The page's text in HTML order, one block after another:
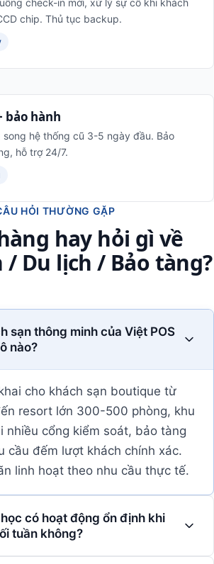
chip. Thủ tục backup.
bảo hành
song hệ thống cũ 3-5 ngày đầu. Bảo
hỗ trợ 24/7.
HỎI THƯỜNG GẶP
hay hỏi gì về
/ Du lịch / Bảo tàng?
sạn thông minh của Việt POS
nào?
cho khách sạn boutique từ
resort lớn 300-500 phòng, khu
nhiều cổng kiểm soát, bảo tàng
cầu đếm lượt khách chính xác.
linh hoạt theo nhu cầu thực tế.
có hoạt động ổn định khi
tuần không?